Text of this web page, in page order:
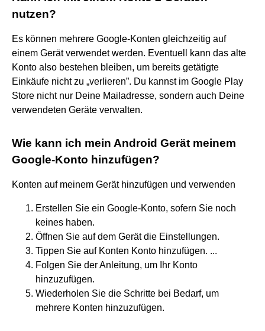
nutzen?
Es können mehrere Google-Konten gleichzeitig auf
einem Gerät verwendet werden. Eventuell kann das alte
Konto also bestehen bleiben, um bereits getätigte
Einkäufe nicht zu „verlieren”. Du kannst im Google Play
Store nicht nur Deine Mailadresse, sondern auch Deine
verwendeten Geräte verwalten.
Wie kann ich mein Android Gerät meinem
Google-Konto hinzufügen?
Konten auf meinem Gerät hinzufügen und verwenden
Erstellen Sie ein Google-Konto, sofern Sie noch
keines haben.
Öffnen Sie auf dem Gerät die Einstellungen.
Tippen Sie auf Konten Konto hinzufügen. ...
Folgen Sie der Anleitung, um Ihr Konto
hinzuzufügen.
Wiederholen Sie die Schritte bei Bedarf, um
mehrere Konten hinzuzufügen.